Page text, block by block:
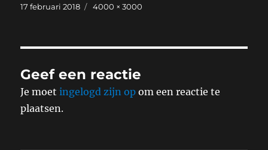
Geplaatst
17 februari 2018
Volledige
4000 × 3000
Geef een reactie
Je moetingelogd zijn op om een reactie te
plaatsen.